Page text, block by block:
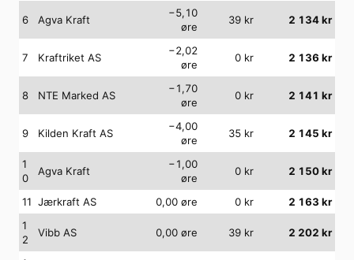
6 Agva Kraft
−5,10
øre
39 kr 2 134kr
7 Kraftriket AS
−2,02
øre
0 kr 2 136 kr
8 NTE Marked AS
−1,70
øre
0 kr 2 141 kr
9 Kilden Kraft AS
−4,00
øre
35 kr 2 145 kr
1
0
Agva Kraft
−1,00
øre
0 kr 2 150kr
11 Jærkraft AS 0,00 øre 0 kr 2 163 kr
1
2
Vibb AS 0,00 øre 39 kr 2 202 kr